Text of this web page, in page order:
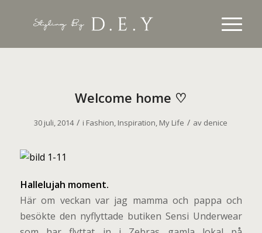
Welcome home ♡
30 juli, 2014 / i Fashion, Inspiration, My Life / av denice
Hallelujah moment.
Här om veckan var jag mamma och pappa och
besökte den nyflyttade butiken Sensi Underwear